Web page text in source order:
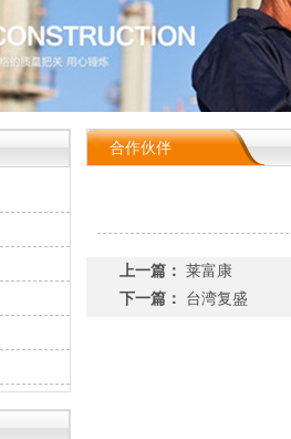
合作伙伴
上一篇： 莱富康
下一篇：
台湾复盛